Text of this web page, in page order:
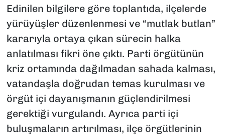
Edinilen bilgilere göre toplantıda, ilçelerde
yürüyüşler düzenlenmesi ve “mutlak butlan”
kararıyla ortaya çıkan sürecin halka
anlatılması fikri öne çıktı. Parti örgütünün
kriz ortamında dağılmadan sahada kalması,
vatandaşla doğrudan temas kurulması ve
örgüt içi dayanışmanın güçlendirilmesi
gerektiği vurgulandı. Ayrıca parti içi
buluşmaların artırılması, ilçe örgütlerinin